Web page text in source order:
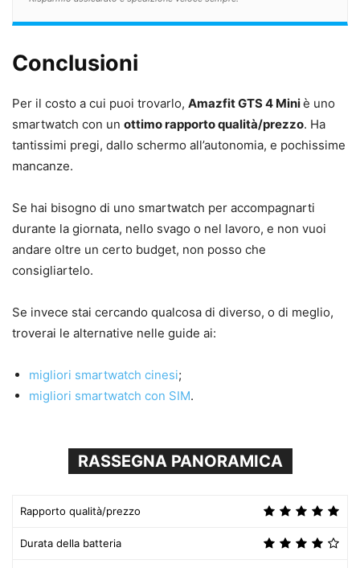
Conclusioni
Per il costo a cui puoi trovarlo, Amazfit GTS 4 Miniè uno
smartwatch con un ottimo rapporto qualità/prezzo. Ha
tantissimi pregi, dallo schermo all’autonomia, e pochissime
mancanze.
Se hai bisogno di uno smartwatch per accompagnarti
durante la giornata, nello svago o nel lavoro, e non vuoi
andare oltre un certo budget, non posso che
consigliartelo.
Se invece stai cercando qualcosa di diverso, o di meglio,
troverai le alternative nelle guide ai:
migliori smartwatch cinesi;
migliori smartwatch con SIM.
RASSEGNA PANORAMICA
Rapporto qualità/prezzo
Durata della batteria